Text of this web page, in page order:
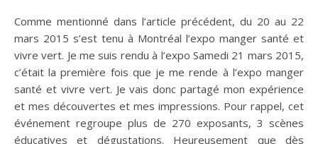
Comme mentionné dans l’article précédent, du 20 au 22
mars 2015 s’est tenu à Montréal l’expo manger santé et
vivre vert. Je me suis rendu à l’expo Samedi 21 mars 2015,
c’était la première fois que je me rende à l’expo manger
santé et vivre vert. Je vais donc partagé mon expérience
et mes découvertes et mes impressions. Pour rappel, cet
événement regroupe plus de 270 exposants, 3 scènes
éducatives et dégustations. Heureusement que dès